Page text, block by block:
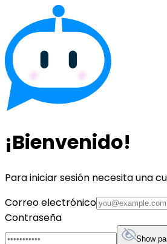
¡Bienvenido!
Para iniciar sesión necesita una
Correo electrónico
Contraseña
Show